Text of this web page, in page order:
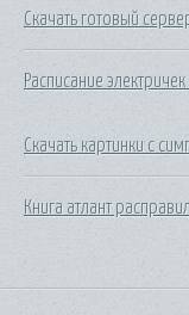
Скачать готовый
Расписание
Скачать картинки с
Книга атлант